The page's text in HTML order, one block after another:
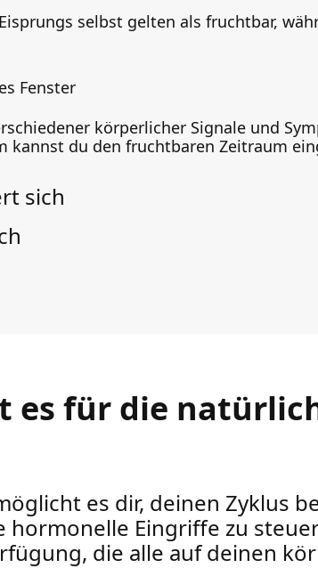
selbst gelten als fruchtbar,
Fenster
körperlicher Signale und
kannst du den fruchtbaren Zeitraum
sich
es für die
es dir, deinen Zyklus
Eingriffe zu
die alle auf deinen